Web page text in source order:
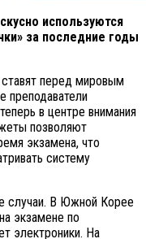
используются
за последние годы
ставят перед мировым
преподаватели
в центре внимания
позволяют
экзамена, что
систему
случаи. В Южной Корее
экзамене по
электроники. На